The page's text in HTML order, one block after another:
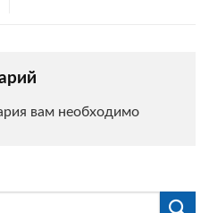
вам необходимо